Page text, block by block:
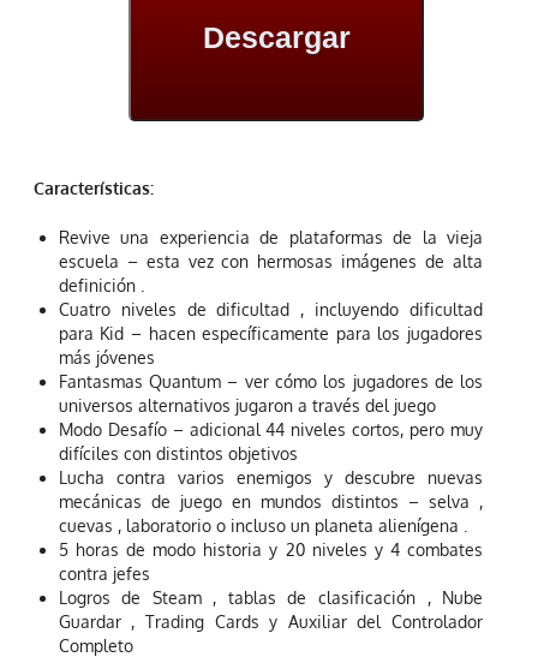
Descargar
Características:
Revive una experiencia de plataformas de la vieja
escuela – esta vez con hermosas imágenes de alta
definición .
Cuatro niveles de dificultad , incluyendo dificultad
para Kid – hacen específicamente para los jugadores
más jóvenes
Fantasmas Quantum – ver cómo los jugadores de los
universos alternativos jugaron a través del juego
Modo Desafío – adicional 44 niveles cortos, pero muy
difíciles con distintos objetivos
Lucha contra varios enemigos y descubre nuevas
mecánicas de juego en mundos distintos – selva ,
cuevas , laboratorio o incluso un planeta alienígena .
5 horas de modo historia y 20 niveles y 4 combates
contra jefes
Logros de Steam , tablas de clasificación , Nube
Guardar , Trading Cards y Auxiliar del Controlador
Completo